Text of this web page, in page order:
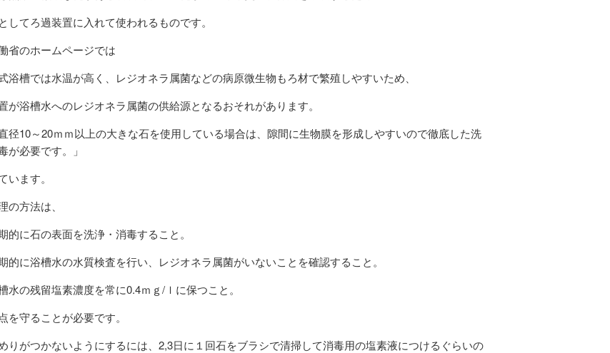
してろ過装置に入れて使われるものです。
省のホームページでは
式浴槽では水温が高く、レジオネラ属菌などの病原微生物もろ材で繁殖しやすいため、
が浴槽水へのレジオネラ属菌の供給源となるおそれがあります。
径10～20ｍｍ以上の大きな石を使用している場合は、隙間に生物膜を形成しやすいので徹底した洗
が必要です。」
います。
の方法は、
的に石の表面を洗浄・消毒すること。
的に浴槽水の水質検査を行い、レジオネラ属菌がいないことを確認すること。
水の残留塩素濃度を常に0.4ｍｇ/ｌに保つこと。
を守ることが必要です。
りがつかないようにするには、2,3日に１回石をブラシで清掃して消毒用の塩素液につけるぐらいの